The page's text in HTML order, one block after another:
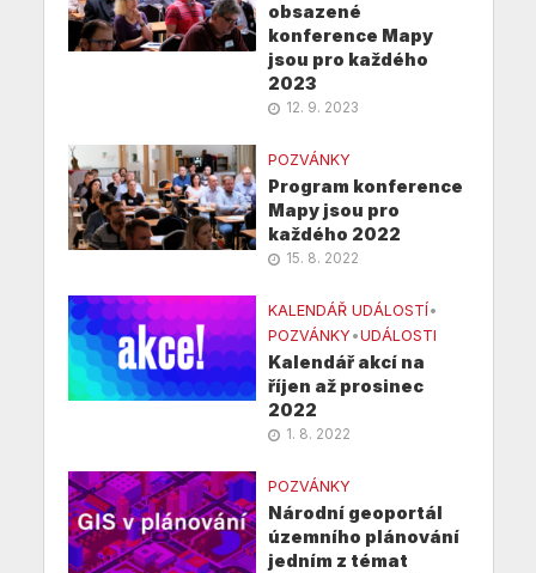
obsazené
konference Mapy
jsou pro každého
2023
12. 9. 2023
POZVÁNKY
Program konference
Mapy jsou pro
každého 2022
15. 8. 2022
KALENDÁŘ UDÁLOSTÍ •
POZVÁNKY •UDÁLOSTI
Kalendář akcí na
říjen až prosinec
2022
1. 8. 2022
POZVÁNKY
Národní geoportál
územního plánování
jedním z témat